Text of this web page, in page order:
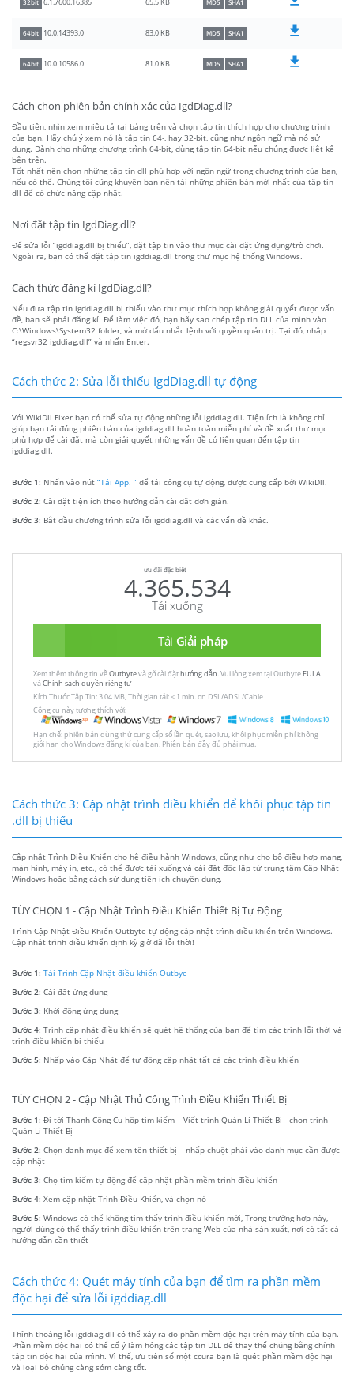
32bit 6.1.7600.16385 65.5 KB MD5 SHA1
64bit 10.0.14393.0 83.0 KB MD5 SHA1
64bit 10.0.10586.0 81.0 KB MD5 SHA1
Cách chọn phiên bản chính xác của IgdDiag.dll?
Đầu tiên, nhìn xem miêu tả tại bảng trên và chọn tập tin thích hợp cho chương trình
của bạn. Hãy chú ý xem nó là tập tin 64-, hay 32-bit, cũng như ngôn ngữ mà nó sử
dụng. Dành cho những chương trình 64-bit, dùng tập tin 64-bit nếu chúng được liệt kê
bên trên.
Tốt nhất nên chọn những tập tin dll phù hợp với ngôn ngữ trong chương trình của bạn,
nếu có thể. Chúng tôi cũng khuyên bạn nên tải những phiên bản mới nhất của tập tin
dll để có chức năng cập nhật.
Nơi đặt tập tin IgdDiag.dll?
Để sửa lỗi “igddiag.dll bị thiếu”, đặt tập tin vào thư mục cài đặt ứng dụng/trò chơi.
Ngoài ra, bạn có thể đặt tập tin igddiag.dll trong thư mục hệ thống Windows.
Cách thức đăng kí IgdDiag.dll?
Nếu đưa tập tin igddiag.dll bị thiếu vào thư mục thích hợp không giải quyết được vấn
đề, bạn sẽ phải đăng kí. Để làm việc đó, bạn hãy sao chép tập tin DLL của mình vào
C:\Windows\System32 folder, và mở dấu nhắc lệnh với quyền quản trị. Tại đó, nhập
“regsvr32 igddiag.dll” và nhấn Enter.
Cách thức 2: Sửa lỗi thiếu IgdDiag.dll tự động
Với WikiDll Fixer bạn có thể sửa tự động những lỗi igddiag.dll. Tiện ích là không chỉ
giúp bạn tải đúng phiên bản của igddiag.dll hoàn toàn miễn phí và đề xuất thư mục
phù hợp để cài đặt mà còn giải quyết những vấn đề có liên quan đến tập tin
igddiag.dll.
Bước 1: Nhấn vào nút “Tải App. ” để tải công cụ tự động, được cung cấp bởi WikiDll.
Bước 2: Cài đặt tiện ích theo hướng dẫn cài đặt đơn giản.
Bước 3: Bắt đầu chương trình sửa lỗi igddiag.dll và các vấn đề khác.
ưu đãi đặc biệt
4.365.534
Tải xuống
Tải Giải pháp
Xem thêm thông tin vềOutbytevà gỡ cài đặthướng dẫn. Vui lòng xem tại Outbyte EULA
vàChính sách quyền riêng tư
Kích Thước Tập Tin: 3.04 MB, Thời gian tải: < 1 min. on DSL/ADSL/Cable
Công cụ này tương thích với:
Hạn chế: phiên bản dùng thử cung cấp số lần quét, sao lưu, khôi phục miễn phí không
giới hạn cho Windows đăng kí của bạn. Phiên bản đầy đủ phải mua.
Cách thức 3: Cập nhật trình điều khiển để khôi phục tập tin
.dll bị thiếu
Cập nhật Trình Điều Khiển cho hệ điều hành Windows, cũng như cho bộ điều hợp mạng,
màn hình, máy in, etc., có thể được tải xuống và cài đặt độc lập từ trung tâm Cập Nhật
Windows hoặc bằng cách sử dụng tiện ích chuyên dụng.
TÙY CHỌN 1 - Cập Nhật Trình Điều Khiển Thiết Bị Tự Động
Trình Cập Nhật Điều Khiển Outbyte tự động cập nhật trình điều khiển trên Windows.
Cập nhật trình điều khiển định kỳ giờ đã lỗi thời!
Bước 1: Tải Trình Cập Nhật điều khiển Outbye
Bước 2: Cài đặt ứng dụng
Bước 3: Khởi động ứng dụng
Bước 4: Trình cập nhật điều khiển sẽ quét hệ thống của bạn để tìm các trình lỗi thời và
trình điều khiển bị thiếu
Bước 5: Nhấp vào Cập Nhật để tự động cập nhật tất cả các trình điều khiển
TÙY CHỌN 2 - Cập Nhật Thủ Công Trình Điều Khiển Thiết Bị
Bước 1: Đi tới Thanh Công Cụ hộp tìm kiếm – Viết trình Quản Lí Thiết Bị - chọn trình
Quản Lí Thiết Bị
Bước 2: Chọn danh mục để xem tên thiết bị – nhấp chuột-phải vào danh mục cần được
cập nhật
Bước 3: Chọ tìm kiếm tự động để cập nhật phần mềm trình điều khiển
Bước 4: Xem cập nhật Trình Điều Khiển, và chọn nó
Bước 5: Windows có thể không tìm thấy trình điều khiển mới, Trong trường hợp này,
người dùng có thể thấy trình điều khiển trên trang Web của nhà sản xuất, nơi có tất cả
hướng dẫn cần thiết
Cách thức 4: Quét máy tính của bạn để tìm ra phần mềm
độc hại để sửa lỗi igddiag.dll
Thỉnh thoảng lỗi igddiag.dll có thể xảy ra do phần mềm độc hại trên máy tính của bạn.
Phần mềm độc hại có thể cố ý làm hỏng các tập tin DLL để thay thế chúng bằng chính
tập tin độc hại của mình. Vì thế, ưu tiên số một ccura bạn là quét phần mềm độc hại
và loại bỏ chúng càng sớm càng tốt.